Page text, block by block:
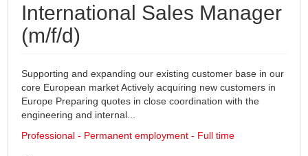
International Sales Manager
(m/f/d)
Supporting and expanding our existing customer base in our
core European market Actively acquiring new customers in
Europe Preparing quotes in close coordination with the
engineering and internal...
Professional - Permanent employment - Full time